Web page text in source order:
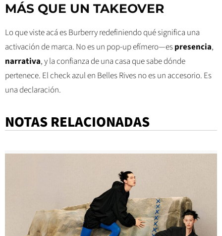
MÁS QUE UN TAKEOVER
Lo que viste acá es Burberry redefiniendo qué significa una
activación de marca. No es un pop-up efímero—espresencia,
narrativa, y la confianza de una casa que sabe dónde
pertenece. El check azul en Belles Rives no es un accesorio. Es
una declaración.
NOTAS RELACIONADAS